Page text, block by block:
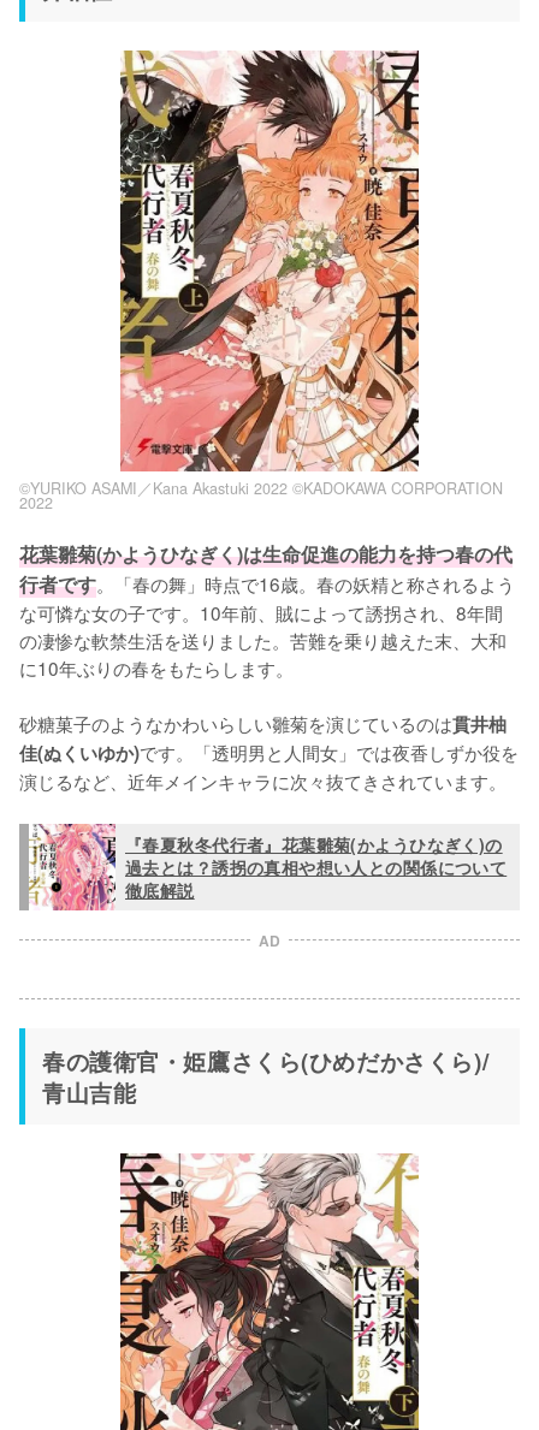
©YURIKO ASAMI／Kana Akastuki 2022 ©KADOKAWA CORPORATION
2022
花葉雛菊(かようひなぎく)は生命促進の能力を持つ春の代
行者です。「春の舞」時点で16歳。春の妖精と称されるよう
な可憐な女の子です。10年前、賊によって誘拐され、8年間
の凄惨な軟禁生活を送りました。苦難を乗り越えた末、大和
に10年ぶりの春をもたらします。
砂糖菓子のようなかわいらしい雛菊を演じているのは貫井柚
佳(ぬくいゆか)です。「透明男と人間女」では夜香しずか役を
演じるなど、近年メインキャラに次々抜てきされています。
『春夏秋冬代行者』花葉雛菊(かようひなぎく)の
過去とは？誘拐の真相や想い人との関係について
徹底解説
AD
春の護衛官・姫鷹さくら(ひめだかさくら)/
青山吉能